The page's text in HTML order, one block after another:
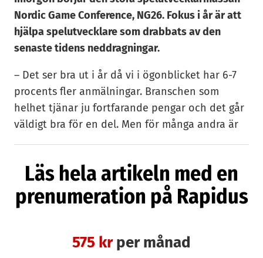
Nordic Game Conference, NG26. Fokus i år är att
hjälpa spelutvecklare som drabbats av den
senaste tidens neddragningar.
– Det ser bra ut i år då vi i ögonblicket har 6-7
procents fler anmälningar. Branschen som
helhet tjänar ju fortfarande pengar och det går
väldigt bra för en del. Men för många andra är
Bland andra har Malmöstudiorna Sharkmob,
Massive, Avalanche och Thunderful genomfört
hålla uppe besöksantalet och underlätta för
bolagen det går sämre för har NG26 i år sänkt
Läs hela artikeln med en
prenumeration på Rapidus
575 krper månad